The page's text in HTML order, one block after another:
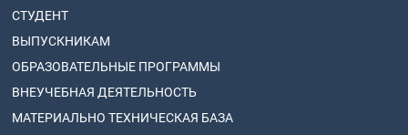
СТУДЕНТ
ВЫПУСКНИКАМ
ОБРАЗОВАТЕЛЬНЫЕ ПРОГРАММЫ
ВНЕУЧЕБНАЯ ДЕЯТЕЛЬНОСТЬ
МАТЕРИАЛЬНО ТЕХНИЧЕСКАЯ БАЗА